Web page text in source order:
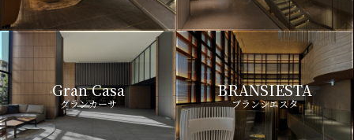
Gran Casa
グランカーサ
BRANSIESTA
ブランシエスタ